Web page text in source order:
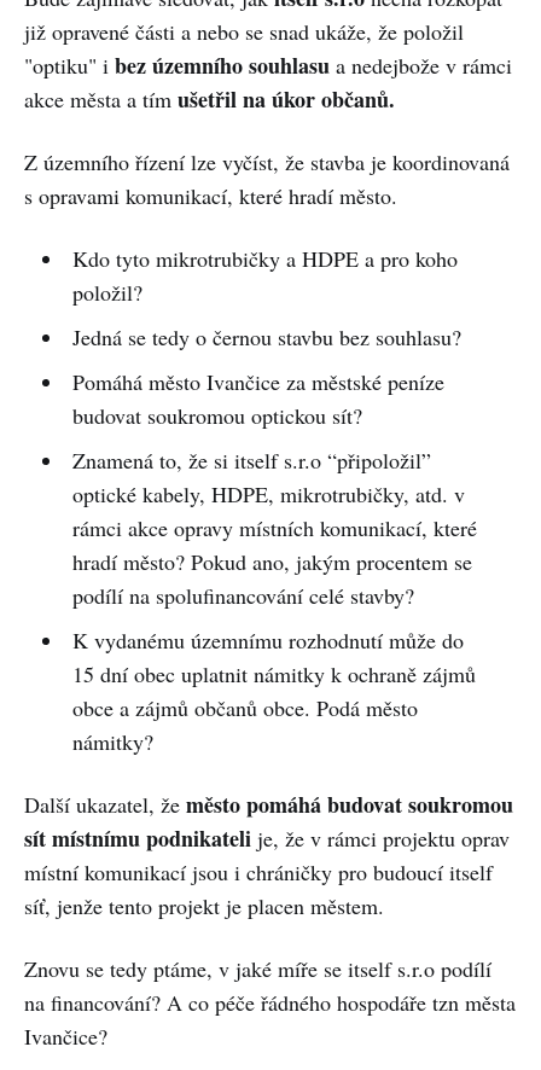
již opravené části a nebo se snad ukáže, že položil
"optiku" i bez územního souhlasu a nedejbože v rámci
akce města a tím ušetřil na úkor občanů.
Z územního řízení lze vyčíst, že stavba je koordinovaná
s opravami komunikací, které hradí město.
Kdo tyto mikrotrubičky a HDPE a pro koho
položil?
Jedná se tedy o černou stavbu bez souhlasu?
Pomáhá město Ivančice za městské peníze
budovat soukromou optickou sít?
Znamená to, že si itself s.r.o “připoložil”
optické kabely, HDPE, mikrotrubičky, atd. v
rámci akce opravy místních komunikací, které
hradí město? Pokud ano, jakým procentem se
podílí na spolufinancování celé stavby?
K vydanému územnímu rozhodnutí může do
15 dní obec uplatnit námitky k ochraně zájmů
obce a zájmů občanů obce. Podá město
námitky?
Další ukazatel, že město pomáhá budovat soukromou
sít místnímu podnikateli je, že v rámci projektu oprav
místní komunikací jsou i chráničky pro budoucí itself
síť, jenže tento projekt je placen městem.
Znovu se tedy ptáme, v jaké míře se itself s.r.o podílí
na financování? A co péče řádného hospodáře tzn města
Ivančice?